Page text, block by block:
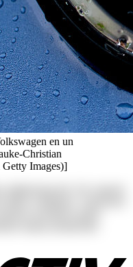
en un
Christian
Images)]